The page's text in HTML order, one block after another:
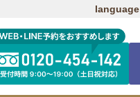
language